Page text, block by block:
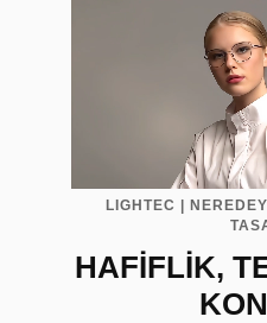
LIGHTEC |
HAFİFLİK,